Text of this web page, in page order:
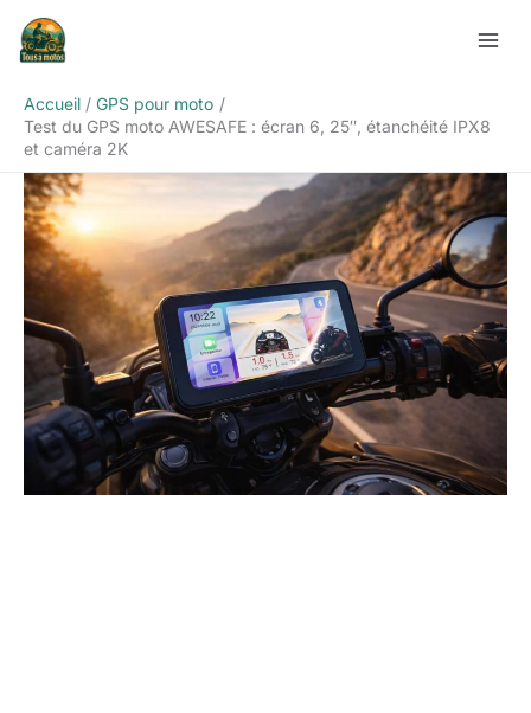
Accueil
GPS pour moto
Test du GPS moto AWESAFE : écran 6, 25″, étanchéité IPX8
et caméra 2K
Rechercher